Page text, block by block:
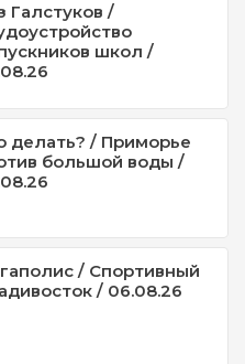
Галстуков /
школ /
делать? / Приморье
большой воды /
/ Спортивный
/ 06.08.26